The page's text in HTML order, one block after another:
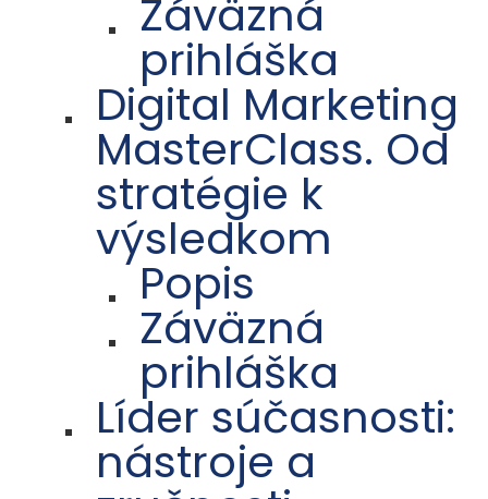
Záväzná
prihláška
Digital Marketing
MasterClass. Od
stratégie k
výsledkom
Popis
Záväzná
prihláška
Líder súčasnosti:
nástroje a